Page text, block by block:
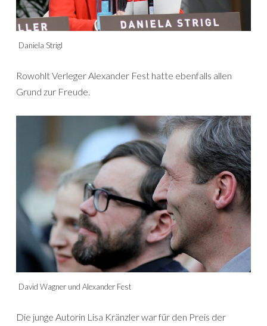
Daniela Strigl
Rowohlt Verleger Alexander Fest hatte ebenfalls allen
Grund zur Freude.
David Wagner und Alexander Fest
Die junge Autorin Lisa Kränzler war für den Preis der